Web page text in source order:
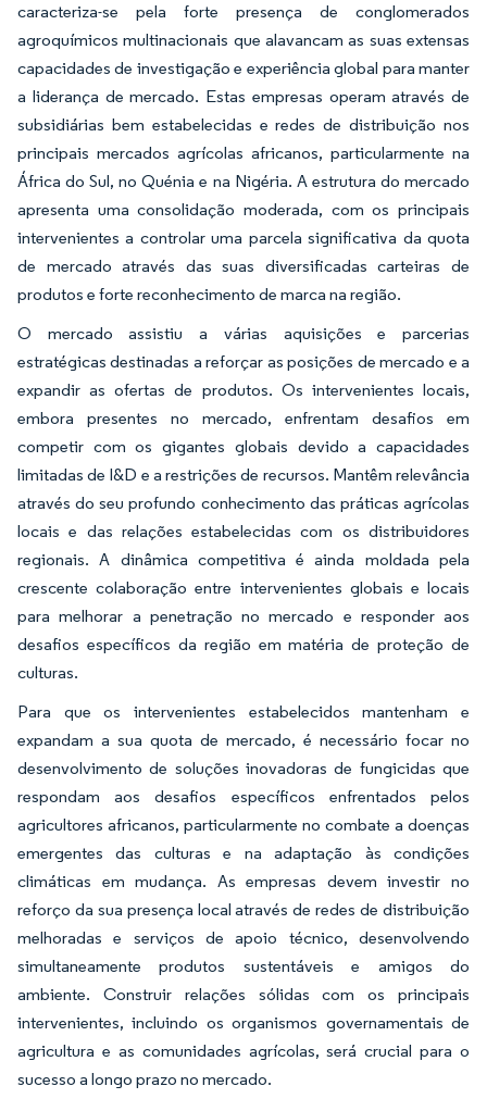
caracteriza-se pela forte presença de conglomerados
agroquímicos multinacionais que alavancam as suas extensas
capacidades de investigação e experiência global para manter
a liderança de mercado. Estas empresas operam através de
subsidiárias bem estabelecidas e redes de distribuição nos
principais mercados agrícolas africanos, particularmente na
África do Sul, no Quénia e na Nigéria. A estrutura do mercado
apresenta uma consolidação moderada, com os principais
intervenientes a controlar uma parcela significativa da quota
de mercado através das suas diversificadas carteiras de
produtos e forte reconhecimento de marca na região.
O mercado assistiu a várias aquisições e parcerias
estratégicas destinadas a reforçar as posições de mercado e a
expandir as ofertas de produtos. Os intervenientes locais,
embora presentes no mercado, enfrentam desafios em
competir com os gigantes globais devido a capacidades
limitadas de I&D e a restrições de recursos. Mantêm relevância
através do seu profundo conhecimento das práticas agrícolas
locais e das relações estabelecidas com os distribuidores
regionais. A dinâmica competitiva é ainda moldada pela
crescente colaboração entre intervenientes globais e locais
para melhorar a penetração no mercado e responder aos
desafios específicos da região em matéria de proteção de
culturas.
Para que os intervenientes estabelecidos mantenham e
expandam a sua quota de mercado, é necessário focar no
desenvolvimento de soluções inovadoras de fungicidas que
respondam aos desafios específicos enfrentados pelos
agricultores africanos, particularmente no combate a doenças
emergentes das culturas e na adaptação às condições
climáticas em mudança. As empresas devem investir no
reforço da sua presença local através de redes de distribuição
melhoradas e serviços de apoio técnico, desenvolvendo
simultaneamente produtos sustentáveis e amigos do
ambiente. Construir relações sólidas com os principais
intervenientes, incluindo os organismos governamentais de
agricultura e as comunidades agrícolas, será crucial para o
sucesso a longo prazo no mercado.